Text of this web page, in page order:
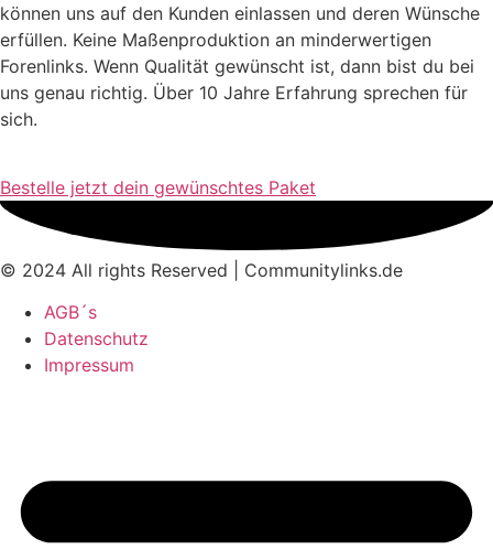
können uns auf den Kunden einlassen und deren Wünsche
erfüllen. Keine Maßenproduktion an minderwertigen
Forenlinks. Wenn Qualität gewünscht ist, dann bist du bei
uns genau richtig. Über 10 Jahre Erfahrung sprechen für
sich.
Bestelle jetzt dein gewünschtes Paket
© 2024 All rights Reserved | Communitylinks.de
AGB´s
Datenschutz
Impressum